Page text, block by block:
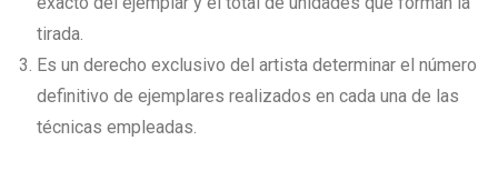
tirada.
Es un derecho exclusivo del artista determinar el número
definitivo de ejemplares realizados en cada una de las
técnicas empleadas.